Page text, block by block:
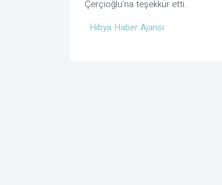
Çerçioğlu’na teşekkür etti.
Hibya Haber Ajansı